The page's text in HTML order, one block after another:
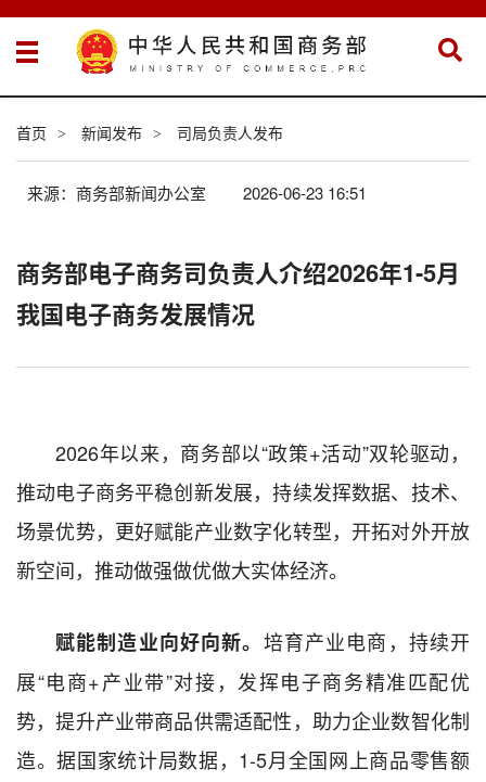
首页 > 新闻发布 > 司局负责人发布
来源：商务部新闻办公室 2026-06-23 16:51
商务部电子商务司负责人介绍2026年1-5月
我国电子商务发展情况
2026年以来，商务部以“政策+活动”双轮驱动，
推动电子商务平稳创新发展，持续发挥数据、技术、
场景优势，更好赋能产业数字化转型，开拓对外开放
新空间，推动做强做优做大实体经济。
赋能制造业向好向新。 培育产业电商，持续开
展“电商+产业带”对接，发挥电子商务精准匹配优
势，提升产业带商品供需适配性，助力企业数智化制
造。据国家统计局数据，1-5月全国网上商品零售额